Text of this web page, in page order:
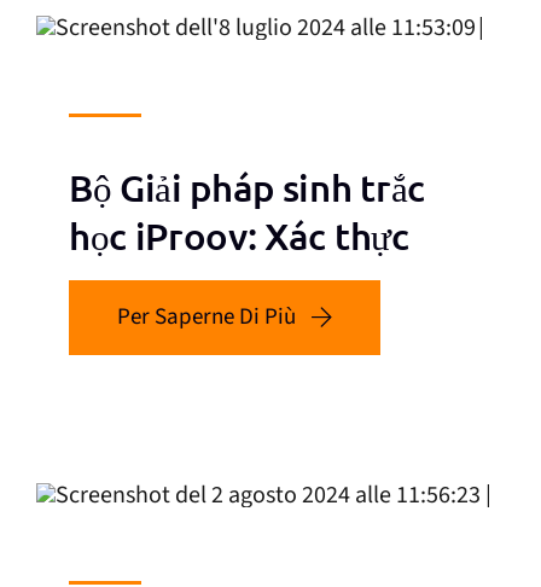
Bộ Giải pháp sinh trắc
học iProov: Xác thực
Per Saperne Di Più